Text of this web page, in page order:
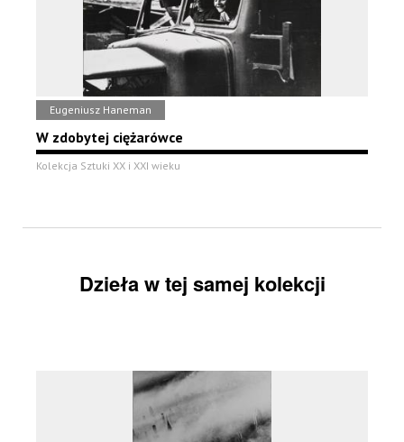
Eugeniusz Haneman
W zdobytej ciężarówce
Kolekcja Sztuki XX i XXI wieku
Dzieła w tej samej kolekcji